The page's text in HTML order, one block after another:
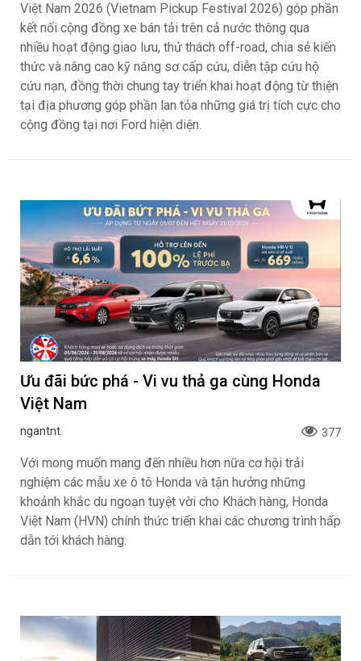
Việt Nam 2026 (Vietnam Pickup Festival 2026) góp phần
kết nối cộng đồng xe bán tải trên cả nước thông qua
nhiều hoạt động giao lưu, thử thách off-road, chia sẻ kiến
thức và nâng cao kỹ năng sơ cấp cứu, diễn tập cứu hộ
cứu nạn, đồng thời chung tay triển khai hoạt động từ thiện
tại địa phương góp phần lan tỏa những giá trị tích cực cho
cộng đồng tại nơi Ford hiện diện.
Ưu đãi bức phá - Vi vu thả ga cùng Honda
Việt Nam
ngantnt 377
Với mong muốn mang đến nhiều hơn nữa cơ hội trải
nghiệm các mẫu xe ô tô Honda và tận hưởng những
khoảnh khắc du ngoạn tuyệt vời cho Khách hàng, Honda
Việt Nam (HVN) chính thức triển khai các chương trình hấp
dẫn tới khách hàng: